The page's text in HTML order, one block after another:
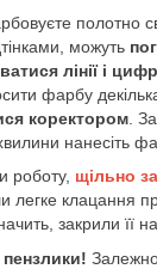
полотно
можуть
лінії і
фарбу
коректором .
нанесіть
роботу, щільно
легке клацання
закрили її
Залежно